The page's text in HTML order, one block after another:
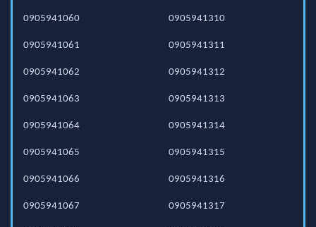
0905941060
0905941061
0905941062
0905941063
0905941064
0905941065
0905941066
0905941067
0905941310
0905941311
0905941312
0905941313
0905941314
0905941315
0905941316
0905941317